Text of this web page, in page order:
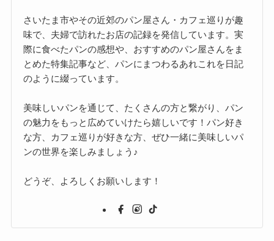
さいたま市やその近郊のパン屋さん・カフェ巡りが趣
味で、夫婦で訪れたお店の記録を発信しています。実
際に食べたパンの感想や、おすすめのパン屋さんをま
とめた特集記事など、パンにまつわるあれこれを日記
のように綴っています。
美味しいパンを通じて、たくさんの方と繋がり、パン
の魅力をもっと広めていけたら嬉しいです！パン好き
な方、カフェ巡りが好きな方、ぜひ一緒に美味しいパ
ンの世界を楽しみましょう♪
どうぞ、よろしくお願いします！